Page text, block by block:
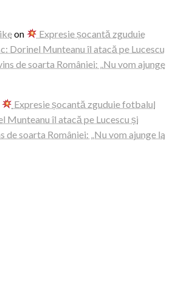
on
Expresie șocantă zguduie
Dorinel Munteanu îl atacă pe Lucescu
de soarta României: „Nu vom ajunge
Expresie șocantă zguduie fotbalul
Munteanu îl atacă pe Lucescu și
de soarta României: „Nu vom ajunge la